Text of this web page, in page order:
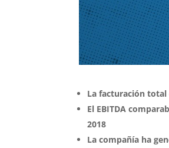
La facturación total
El EBITDA
2018
La compañía ha